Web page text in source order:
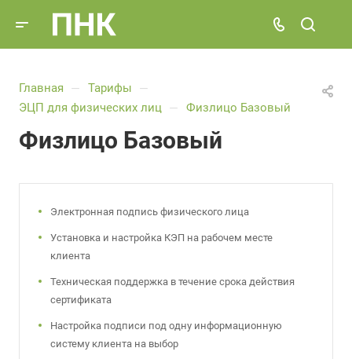
Главная — Тарифы
—
ЭЦП для физических лиц — Физлицо Базовый
Физлицо Базовый
Электронная подпись физического лица
Установка и настройка КЭП на рабочем месте
клиента
Техническая поддержка в течение срока действия
сертификата
Настройка подписи под одну информационную
систему клиента на выбор